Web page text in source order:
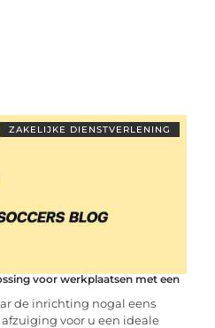
ZAKELIJKE DIENSTVERLENING
voor werkplaatsen met een
de inrichting nogal eens
voor u een ideale